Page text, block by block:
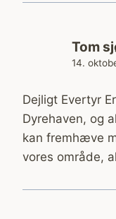
Tom
14.
Dejligt Evertyr
Dyrehaven, og
kan fremhæve
vores område,